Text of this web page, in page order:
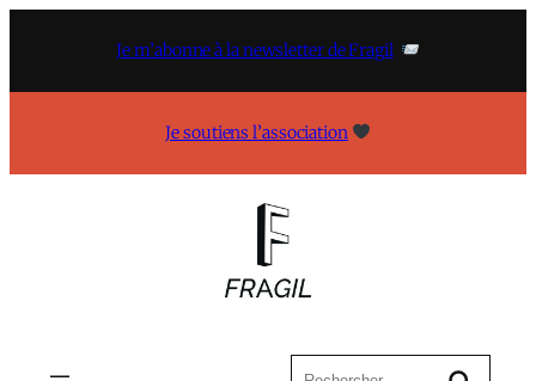
Je m’abonne à la newsletter de Fragil
Je soutiens l’association